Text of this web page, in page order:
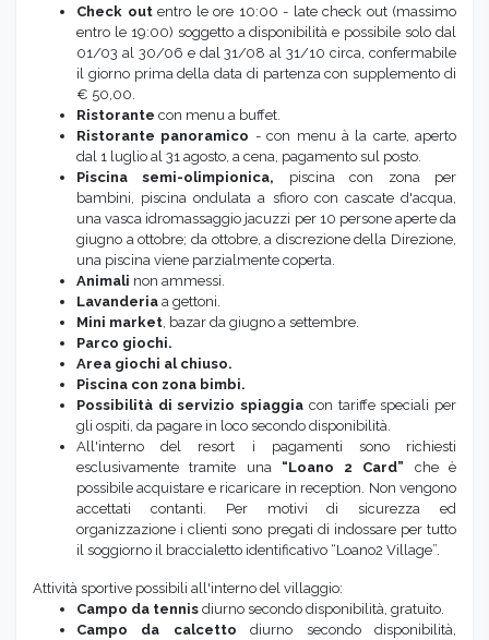
Check out entro le ore 10:00 - late check out (massimo
entro le 19:00) soggetto a disponibilità e possibile solo dal
01/03 al 30/06 e dal 31/08 al 31/10 circa, confermabile
il giorno prima della data di partenza con supplemento di
€ 50,00.
Ristorante con menu a buffet.
Ristorante panoramico - con menu à la carte, aperto
dal 1 luglio al 31 agosto, a cena, pagamento sul posto.
Piscina semi-olimpionica, piscina con zona per
bambini, piscina ondulata a sfioro con cascate d'acqua,
una vasca idromassaggio jacuzzi per 10 persone aperte da
giugno a ottobre; da ottobre, a discrezione della Direzione,
una piscina viene parzialmente coperta.
Animali non ammessi.
Lavanderia a gettoni.
Mini market , bazar da giugno a settembre.
Parco giochi.
Area giochi al chiuso.
Piscina con zona bimbi.
Possibilità di servizio spiaggia con tariffe speciali per
gli ospiti, da pagare in loco secondo disponibilità.
All'interno del resort i pagamenti sono richiesti
esclusivamente tramite una “Loano 2 Card” che è
possibile acquistare e ricaricare in reception. Non vengono
accettati contanti. Per motivi di sicurezza ed
organizzazione i clienti sono pregati di indossare per tutto
il soggiorno il braccialetto identificativo “Loano2 Village”.
Attività sportive possibili all'interno del villaggio:
Campo da tennis diurno secondo disponibilità, gratuito.
Campo da calcetto diurno secondo disponibilità,